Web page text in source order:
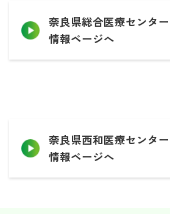
奈良県総合医療センタ
情報ページへ
奈良県西和医療センタ
情報ページへ